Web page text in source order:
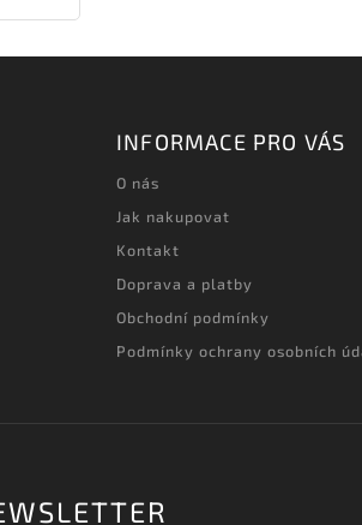
INFORMACE PRO VÁS
O nás
Jak nakupovat
Kontakt
Doprava a platby
Obchodní podmínky
Podmínky ochrany osobních